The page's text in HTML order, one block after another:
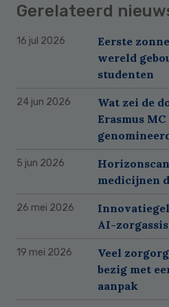
Gerelateerd
16 jul 2026
Eerste
wereld
studenten
24 jun 2026
Wat zei de
Erasmus
5 jun 2026
medicijnen
26 mei 2026
AI-
19 mei 2026
Veel
bezig met
aanpak